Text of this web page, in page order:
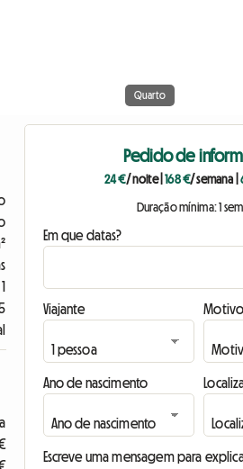
Quarto
1
Pedido de
24 €/ noite|168 €/ semana
Duração mínima: 1
Em que datas?
Viajante
Ano de nascimento
Escreve uma mensagem para